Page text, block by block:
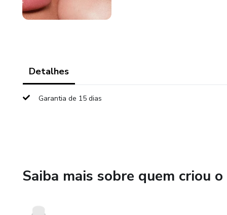
Detalhes
Garantia de 15 dias
Saiba mais sobre quem criou